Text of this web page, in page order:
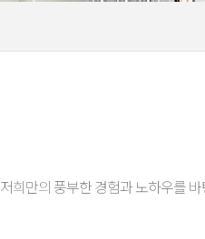
저희만의 풍부한 경험과 노하우를